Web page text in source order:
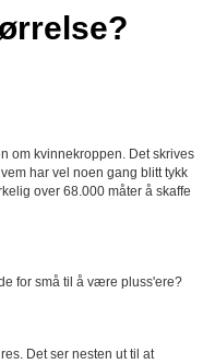
om kvinnekroppen. Det skrives
har vel noen gang blitt tykk
over 68.000 måter å skaffe
for små til å være pluss'ere?
Det ser nesten ut til at